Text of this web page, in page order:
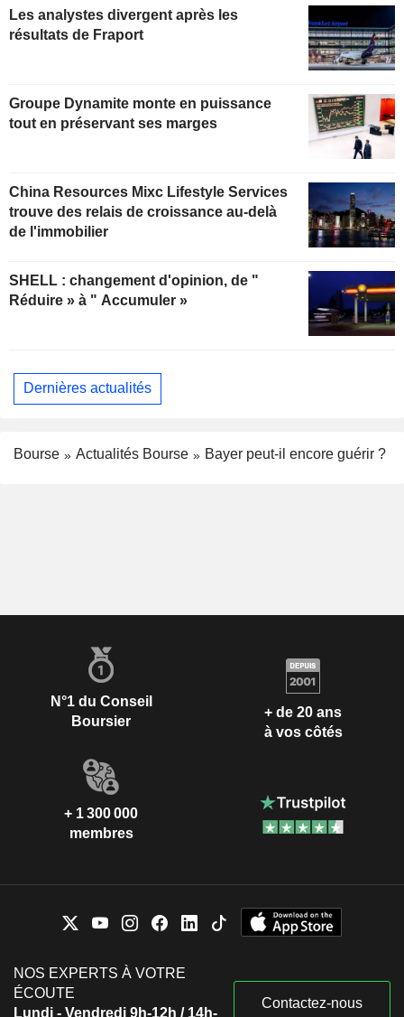
Les analystes divergent après les
résultats de Fraport
Groupe Dynamite monte en puissance
tout en préservant ses marges
China Resources Mixc Lifestyle Services
trouve des relais de croissance au-delà
de l'immobilier
SHELL : changement d'opinion, de "
Réduire » à " Accumuler »
Dernières actualités
Bourse Actualités Bourse Bayer peut-il encore guérir ?
N°1 du Conseil
Boursier
+ de 20 ans
à vos côtés
+ 1 300 000
membres
NOS EXPERTS À VOTRE
ÉCOUTE
Lundi - Vendredi 9h-12h / 14h-
Contactez-nous